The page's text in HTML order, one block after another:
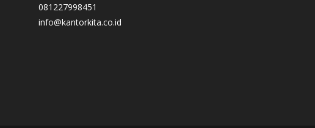
081227998451
info@kantorkita.co.id